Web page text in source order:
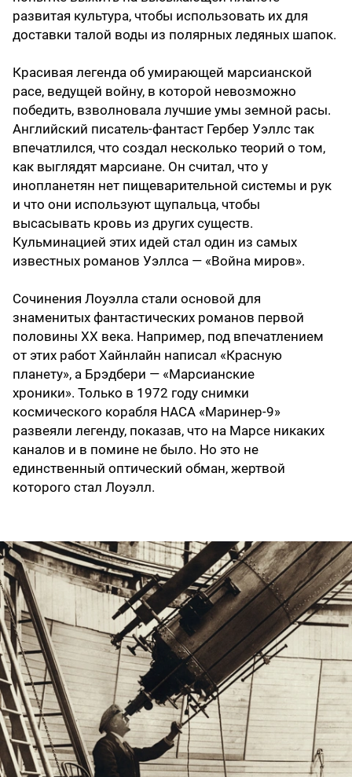
развитая культура, чтобы использовать их для
доставки талой воды из полярных ледяных шапок.
Красивая легенда об умирающей марсианской
расе, ведущей войну, в которой невозможно
победить, взволновала лучшие умы земной расы.
Английский писатель-фантаст Гербер Уэллс так
впечатлился, что создал несколько теорий о том,
как выглядят марсиане. Он считал, что у
инопланетян нет пищеварительной системы и рук
и что они используют щупальца, чтобы
высасывать кровь из других существ.
Кульминацией этих идей стал один из самых
известных романов Уэллса — «Война миров».
Сочинения Лоуэлла стали основой для
знаменитых фантастических романов первой
половины XX века. Например, под впечатлением
от этих работ Хайнлайн написал «Красную
планету», а Брэдбери — «Марсианские
хроники». Только в 1972 году снимки
космического корабля НАСА «Маринер-9»
развеяли легенду, показав, что на Марсе никаких
каналов и в помине не было. Но это не
единственный оптический обман, жертвой
которого стал Лоуэлл.